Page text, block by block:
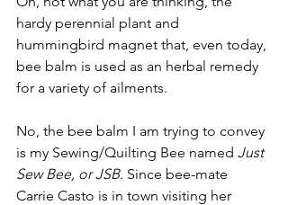
hardy perennial plant and
hummingbird magnet that, even today,
bee balm is used as an herbal remedy
for a variety of ailments.
No, the bee balm I am trying to convey
is my Sewing/Quilting Bee named Just
Sew Bee, or JSB. Since bee-mate
Carrie Casto is in town visiting her